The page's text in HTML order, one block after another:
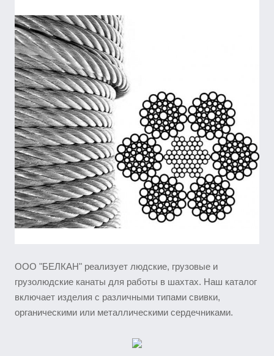
ООО "БЕЛКАН" реализует людские, грузовые и
грузолюдские канаты для работы в шахтах. Наш каталог
включает изделия с различными типами свивки,
органическими или металлическими сердечниками.